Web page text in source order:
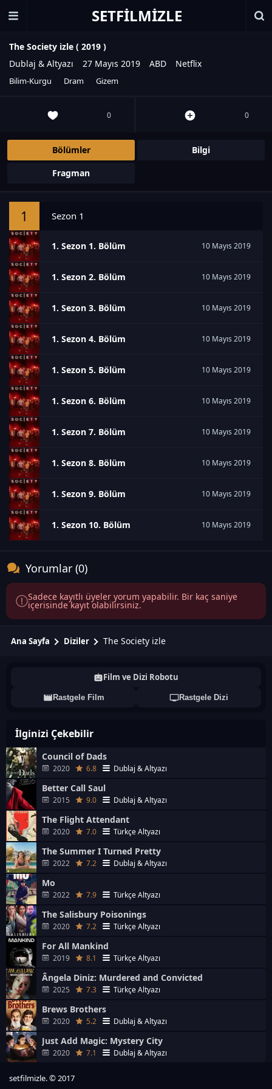
SETFILMIZLE
The Society izle ( 2019 )
Dublaj & Altyazı
27 Mayıs 2019 ABD Netflix
Bilim-Kurgu Dram Gizem
0 0
Bölümler
Bilgi
Fragman
1 Sezon 1
1. Sezon 1. Bölüm 10 Mayıs 2019
1. Sezon 2. Bölüm 10 Mayıs 2019
1. Sezon 3. Bölüm 10 Mayıs 2019
1. Sezon 4. Bölüm 10 Mayıs 2019
1. Sezon 5. Bölüm 10 Mayıs 2019
1. Sezon 6. Bölüm 10 Mayıs 2019
1. Sezon 7. Bölüm 10 Mayıs 2019
1. Sezon 8. Bölüm 10 Mayıs 2019
1. Sezon 9. Bölüm 10 Mayıs 2019
1. Sezon 10. Bölüm 10 Mayıs 2019
Yorumlar (0)
Sadece kayıtlı üyeler yorum yapabilir. Bir kaç saniye
içerisinde kayıt olabilirsiniz.
Ana Sayfa Diziler The Society izle
Film ve Dizi Robotu
Rastgele Film Rastgele Dizi
İlginizi Çekebilir
Council of Dads
2020 6.8 Dublaj & Altyazı
Better Call Saul
2015 9.0 Dublaj & Altyazı
The Flight Attendant
2020 7.0 Türkçe Altyazı
The Summer I Turned Pretty
2022 7.2 Dublaj & Altyazı
Mo
2022 7.9 Türkçe Altyazı
The Salisbury Poisonings
2020 7.2 Türkçe Altyazı
For All Mankind
2019 8.1 Türkçe Altyazı
Ângela Diniz: Murdered and Convicted
2025 7.3 Türkçe Altyazı
Brews Brothers
2020 5.2 Dublaj & Altyazı
Just Add Magic: Mystery City
2020 7.1 Dublaj & Altyazı
setfilmizle. © 2017